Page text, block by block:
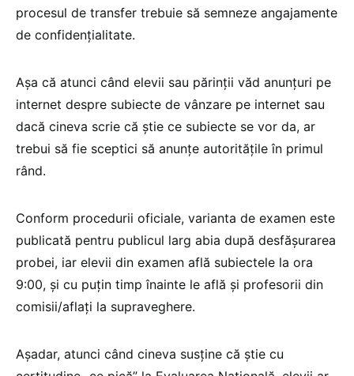
procesul de transfer trebuie să semneze angajamente
de confidențialitate.
Așa că atunci când elevii sau părinții văd anunțuri pe
internet despre subiecte de vânzare pe internet sau
dacă cineva scrie că știe ce subiecte se vor da, ar
trebui să fie sceptici să anunțe autoritățile în primul
rând.
Conform procedurii oficiale, varianta de examen este
publicată pentru publicul larg abia după desfășurarea
probei, iar elevii din examen află subiectele la ora
9:00, și cu puțin timp înainte le află și profesorii din
comisii/aflați la supraveghere.
Așadar, atunci când cineva susține că știe cu